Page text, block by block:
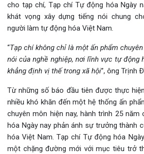
cho tạp chí, Tạp chí Tự động hóa Ngày
khát vọng xây dựng tiếng nói chung
người làm tự động hóa Việt Nam.
“Tạp chí không chỉ là một ấn phẩm
nói của nghề nghiệp, nơi lĩnh vực tự động
khẳng định vị thế trong xã hội”, ông Trịnh
Từ những số báo đầu tiên được thực
nhiều khó khăn đến một hệ thống ấn
chuyên môn hiện nay, hành trình 25 năm
hóa Ngày nay phản ánh sự trưởng thành
hóa Việt Nam. Tạp chí Tự động hóa
một chặng đường mới với mục tiêu trở